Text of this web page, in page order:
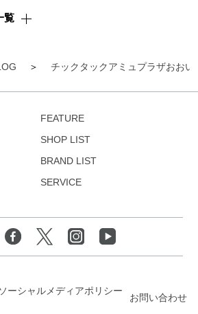
チックタックアミュプラザおおい
覧
FEATURE
SHOP LIST
BRAND LIST
SERVICE
ソーシャルメディアポリシー
お問い合わせ